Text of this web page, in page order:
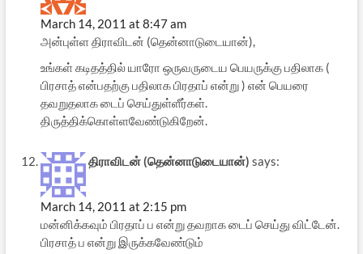
March 14, 2011 at 8:47 am
அன்புள்ள திராவிடன் (தென்னாடுடையான்),
உங்கள் கடிதத்தில் யாரோ ஒருவருடைய பெயருக்கு பதிலாக (
பிரசாத் என்பதற்கு பதிலாக பிரதாப் என்று ) என் பெயரை
தவறுதலாக டைப் செய்துள்ளீர்கள்.
திருத்திக்கொள்ளவேண்டுகிறேன்.
திராவிடன் (தென்னாடுடையான்) says:
March 14, 2011 at 2:15 pm
மன்னிக்கவும் பிரதாப் ப என்று தவறாக டைப் செய்து விட்டேன்.
பிரசாத் ப என்று இருக்கவேண்டும்